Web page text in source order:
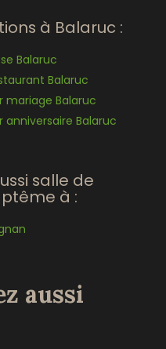
à Balaruc :
Balaruc
Balaruc
mariage Balaruc
Balaruc
salle de
à :
aussi